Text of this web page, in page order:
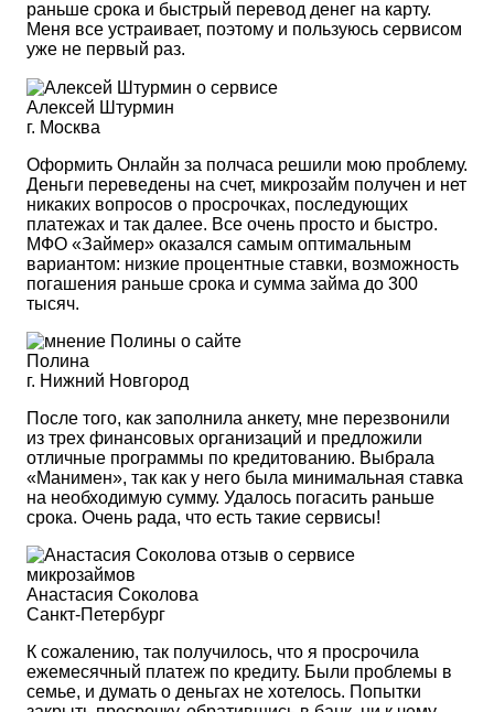
раньше срока и быстрый перевод денег на карту.
Меня все устраивает, поэтому и пользуюсь сервисом
уже не первый раз.
Алексей Штурмин
г. Москва
Оформить Онлайн за полчаса решили мою проблему.
Деньги переведены на счет, микрозайм получен и нет
никаких вопросов о просрочках, последующих
платежах и так далее. Все очень просто и быстро.
МФО «Займер» оказался самым оптимальным
вариантом: низкие процентные ставки, возможность
погашения раньше срока и сумма займа до 300
тысяч.
Полина
г. Нижний Новгород
После того, как заполнила анкету, мне перезвонили
из трех финансовых организаций и предложили
отличные программы по кредитованию. Выбрала
«Манимен», так как у него была минимальная ставка
на необходимую сумму. Удалось погасить раньше
срока. Очень рада, что есть такие сервисы!
Анастасия Соколова
Санкт-Петербург
К сожалению, так получилось, что я просрочила
ежемесячный платеж по кредиту. Были проблемы в
семье, и думать о деньгах не хотелось. Попытки